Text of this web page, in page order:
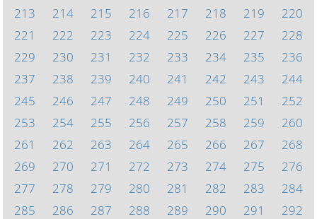
213
214 215 216 217 218 219
220
221
222 223 224 225 226 227
228
229
230 231 232 233 234 235
236
237
238 239 240 241 242 243
244
245
246 247 248 249 250 251
252
253
254 255 256 257 258 259
260
261
262 263 264 265 266 267
268
269
270 271 272 273 274 275
276
277
278 279 280 281 282 283
284
285
286 287 288 289 290 291
292